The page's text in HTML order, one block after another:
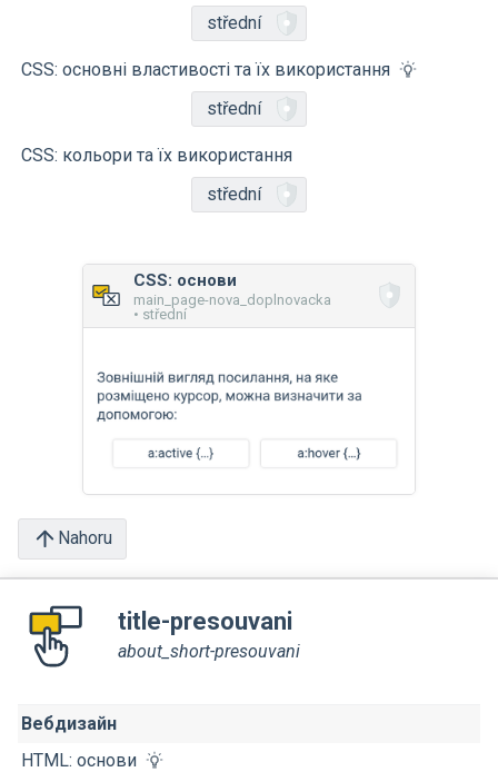
střední
CSS: основні властивості та їх використання
střední
CSS: кольори та їх використання
střední
CSS: основи
main_page-nova_doplnovacka
• střední
Nahoru
title-presouvani
about_short-presouvani
Вебдизайн
HTML: основи